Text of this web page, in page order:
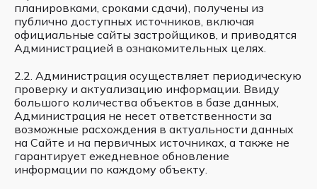
планировками, сроками сдачи), получены из
публично доступных источников, включая
официальные сайты застройщиков, и приводятся
Администрацией в ознакомительных целях.
2.2. Администрация осуществляет периодическую
проверку и актуализацию информации. Ввиду
большого количества объектов в базе данных,
Администрация не несет ответственности за
возможные расхождения в актуальности данных
на Сайте и на первичных источниках, а также не
гарантирует ежедневное обновление
информации по каждому объекту.